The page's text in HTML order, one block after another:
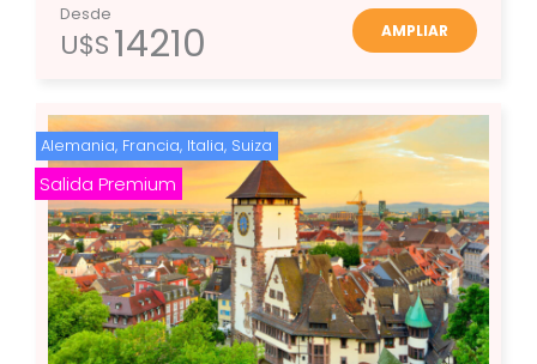
Desde
U$S14210 AMPLIAR
Alemania, Francia, Italia, Suiza
Salida Premium